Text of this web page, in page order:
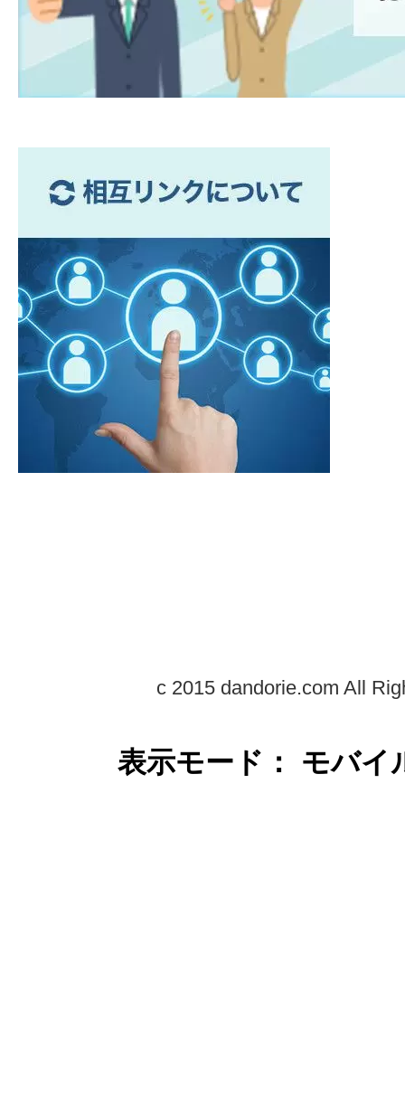
c 2015 dandorie.com All
表示モード： モバ